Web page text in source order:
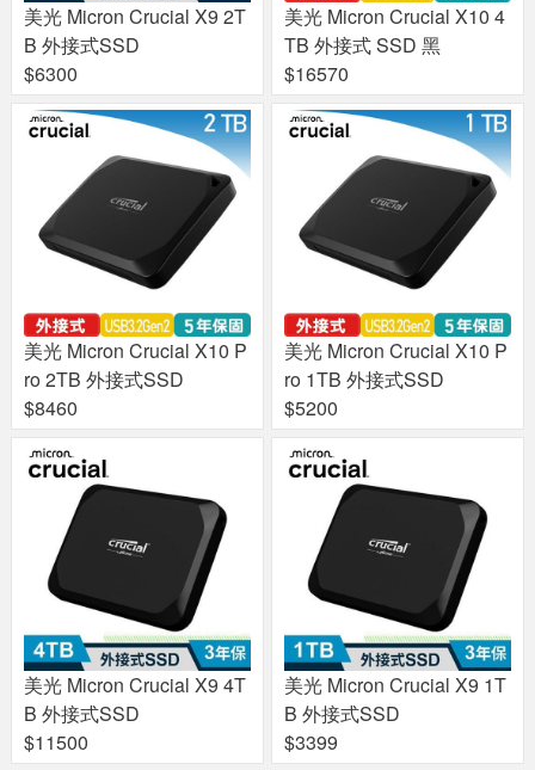
美光 Micron Crucial X9 2T
B 外接式SSD
$6300
美光 Micron Crucial X10 4
TB 外接式 SSD 黑
$16570
美光 Micron Crucial X10 P
ro 2TB 外接式SSD
$8460
美光 Micron Crucial X10 P
ro 1TB 外接式SSD
$5200
美光 Micron Crucial X9 4T
B 外接式SSD
$11500
美光 Micron Crucial X9 1T
B 外接式SSD
$3399